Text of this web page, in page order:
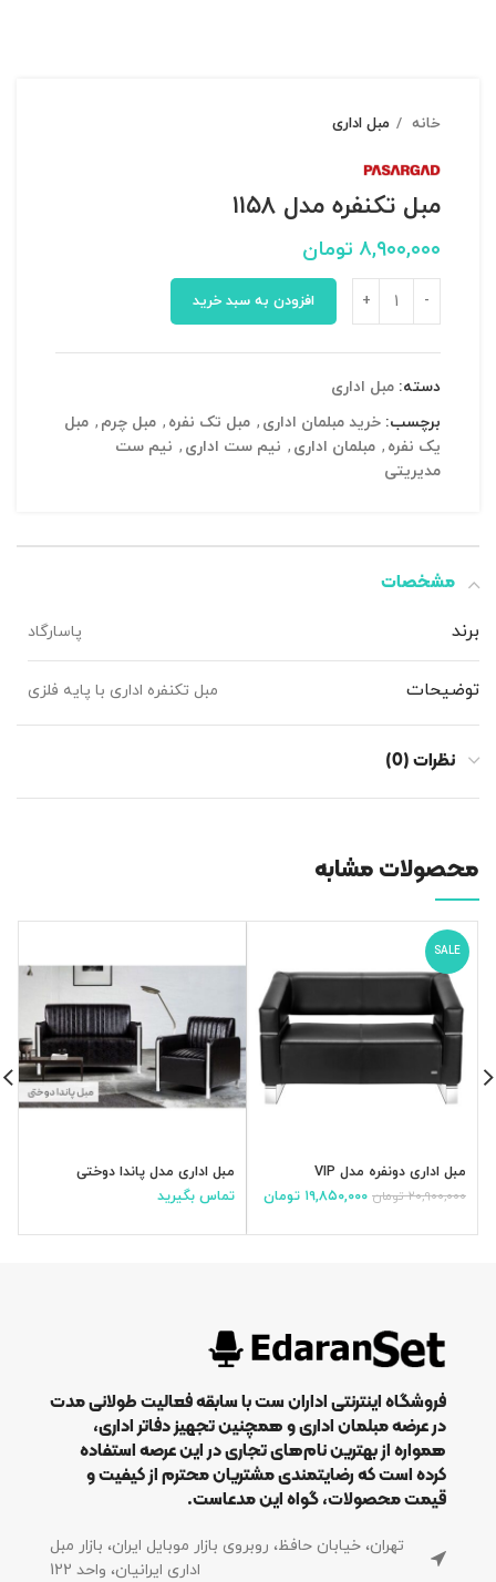
خانه مبل اداری
مبل تکنفره مدل ۱۱۵۸
۸,۹۰۰,۰۰۰ تومان
افزودن به سبد خرید
دسته: مبل اداری
برچسب: خرید مبلمان اداری , مبل تک نفره , مبل چرم , مبل
یک نفره , مبلمان اداری , نیم ست اداری , نیم ست
مدیریتی
مشخصات
برند پاسارگاد
توضیحات مبل تکنفره اداری با پایه فلزی
نظرات (0)
محصولات مشابه
SALE
مبل اداری دونفره مدل VIP
۲۰,۹۰۰,۰۰۰ تومان ۱۹,۸۵۰,۰۰۰ تومان
مبل اداری مدل پاندا دوختی
تماس بگیرید
فروشگاه اینترنتی اداران ست با سابقه فعالیت طولانی مدت
در عرضه مبلمان اداری و همچنین تجهیز دفاتر اداری،
همواره از بهترین نام‌های تجاری در این عرصه استفاده
کرده است که رضایتمندی مشتریان محترم از کیفیت و
قیمت محصولات، گواه این مدعاست.
تهران، خیابان حافظ، روبروی بازار موبایل ایران، بازار مبل
اداری ایرانیان، واحد 122